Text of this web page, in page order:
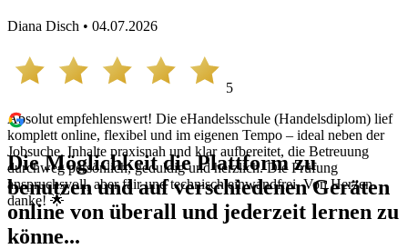
Diana Disch • 04.07.2026
5
Absolut empfehlenswert! Die eHandelsschule (Handelsdiplom) lief
komplett online, flexibel und im eigenen Tempo – ideal neben der
Jobsuche. Inhalte praxisnah und klar aufbereitet, die Betreuung
durchweg persönlich, geduldig und herzlich. Die Prüfung
anspruchsvoll, aber fair und technisch einwandfrei. Von Herzen
danke! 🌟
Die Möglichkeit die Plattform zu
benutzen und auf verschiedenen Geräten
online von überall und jederzeit lernen zu
könne...